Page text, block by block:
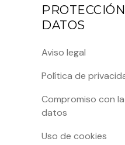
DATOS
Aviso legal
Política de
Compromiso con
datos
Uso de cookies